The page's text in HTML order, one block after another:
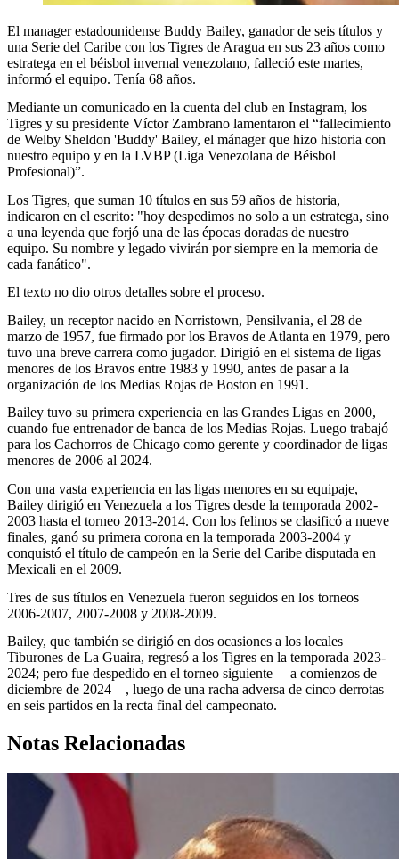
El manager estadounidense Buddy Bailey, ganador de seis títulos y
una Serie del Caribe con los Tigres de Aragua en sus 23 años como
estratega en el béisbol invernal venezolano, falleció este martes,
informó el equipo. Tenía 68 años.
Mediante un comunicado en la cuenta del club en Instagram, los
Tigres y su presidente Víctor Zambrano lamentaron el “fallecimiento
de Welby Sheldon 'Buddy' Bailey, el mánager que hizo historia con
nuestro equipo y en la LVBP (Liga Venezolana de Béisbol
Profesional)”.
Los Tigres, que suman 10 títulos en sus 59 años de historia,
indicaron en el escrito: "hoy despedimos no solo a un estratega, sino
a una leyenda que forjó una de las épocas doradas de nuestro
equipo. Su nombre y legado vivirán por siempre en la memoria de
cada fanático".
El texto no dio otros detalles sobre el proceso.
Bailey, un receptor nacido en Norristown, Pensilvania, el 28 de
marzo de 1957, fue firmado por los Bravos de Atlanta en 1979, pero
tuvo una breve carrera como jugador. Dirigió en el sistema de ligas
menores de los Bravos entre 1983 y 1990, antes de pasar a la
organización de los Medias Rojas de Boston en 1991.
Bailey tuvo su primera experiencia en las Grandes Ligas en 2000,
cuando fue entrenador de banca de los Medias Rojas. Luego trabajó
para los Cachorros de Chicago como gerente y coordinador de ligas
menores de 2006 al 2024.
Con una vasta experiencia en las ligas menores en su equipaje,
Bailey dirigió en Venezuela a los Tigres desde la temporada 2002-
2003 hasta el torneo 2013-2014. Con los felinos se clasificó a nueve
finales, ganó su primera corona en la temporada 2003-2004 y
conquistó el título de campeón en la Serie del Caribe disputada en
Mexicali en el 2009.
Tres de sus títulos en Venezuela fueron seguidos en los torneos
2006-2007, 2007-2008 y 2008-2009.
Bailey, que también se dirigió en dos ocasiones a los locales
Tiburones de La Guaira, regresó a los Tigres en la temporada 2023-
2024; pero fue despedido en el torneo siguiente —a comienzos de
diciembre de 2024—, luego de una racha adversa de cinco derrotas
en seis partidos en la recta final del campeonato.
Notas Relacionadas